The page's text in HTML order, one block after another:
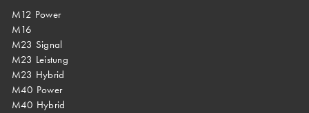
M12 Power
M16
M23 Signal
M23 Leistung
M23 Hybrid
M40 Power
M40 Hybrid